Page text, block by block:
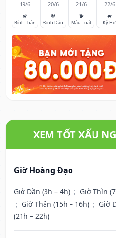
19/6
🐒
Bính Thân
20/6
🐓
Đinh Dậu
21/6
🐕
Mậu Tuất
22/6
🐖
Kỷ Hợi
XEM TỐT XẤU
Giờ Hoàng Đạo
Giờ Dần (3h – 4h) ; Giờ Thìn
; Giờ Thân (15h – 16h) ; Giờ
(21h – 22h)